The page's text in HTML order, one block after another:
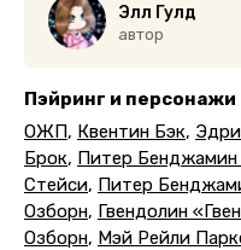
Элл Гулд
автор
Пэйринг и персонажи
ОЖП, Квентин Бэк,
Брок, Питер Бенджамин
Стейси, Питер
Озборн, Гвендолин
Озборн, Мэй Рейли